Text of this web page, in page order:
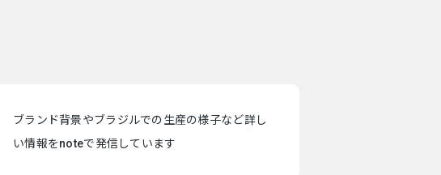
ブランド背景やブラジルでの生産の様子など詳し
い情報をnoteで発信しています